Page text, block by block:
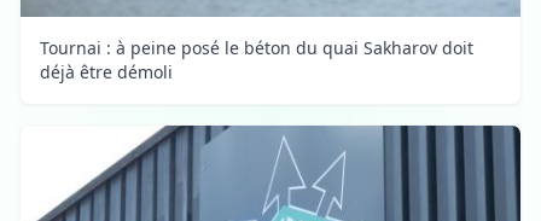
Tournai : à peine posé le béton du quai Sakharov doit
déjà être démoli